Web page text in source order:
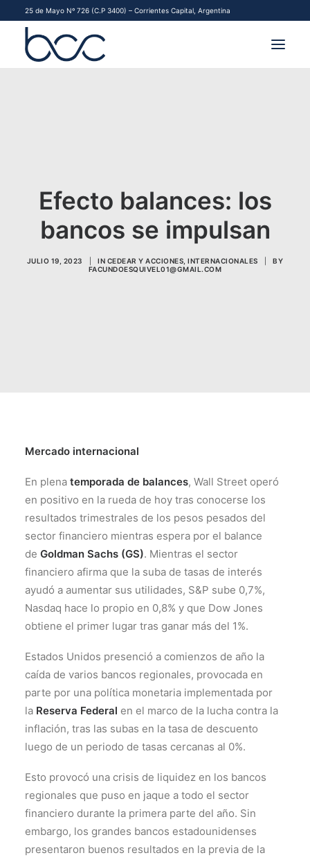
25 de Mayo Nº 726 (C.P 3400) – Corrientes Capital, Argentina
CONTACTO
COMENZAR A OPERAR
Efecto balances: los
bancos se impulsan
JULIO 19, 2023 IN CEDEAR Y ACCIONES ,INTERNACIONALES
BY
FACUNDOESQUIVEL01@GMAIL.COM
Mercado internacional
En plena temporada de balances, Wall Street operó
en positivo en la rueda de hoy tras conocerse los
resultados trimestrales de los pesos pesados del
sector financiero mientras espera por el balance
de Goldman Sachs (GS). Mientras el sector
financiero afirma que la suba de tasas de interés
ayudó a aumentar sus utilidades, S&P sube 0,7%,
Nasdaq hace lo propio en 0,8% y que Dow Jones
obtiene el primer lugar tras ganar más del 1%.
Estados Unidos presenció a comienzos de año la
caída de varios bancos regionales, provocada en
parte por una política monetaria implementada por
la Reserva Federal en el marco de la lucha contra la
inflación, tras las subas en la tasa de descuento
luego de un periodo de tasas cercanas al 0%.
Esto provocó una crisis de liquidez en los bancos
regionales que puso en jaque a todo el sector
financiero durante la primera parte del año. Sin
embargo, los grandes bancos estadounidenses
presentaron buenos resultados en la previa de la